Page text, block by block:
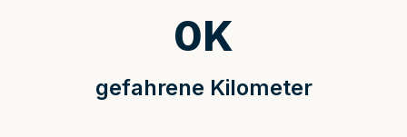
gefahrene Kilometer
0K